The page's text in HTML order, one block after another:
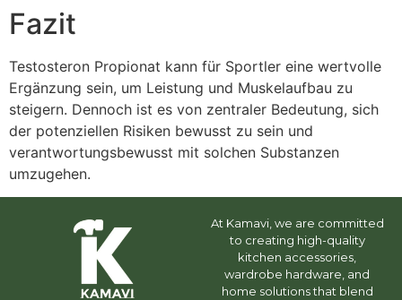
Fazit
Testosteron Propionat kann für Sportler eine wertvolle
Ergänzung sein, um Leistung und Muskelaufbau zu
steigern. Dennoch ist es von zentraler Bedeutung, sich
der potenziellen Risiken bewusst zu sein und
verantwortungsbewusst mit solchen Substanzen
umzugehen.
At Kamavi, we are committed
to creating high-quality
kitchen accessories,
wardrobe hardware, and
home solutions that blend